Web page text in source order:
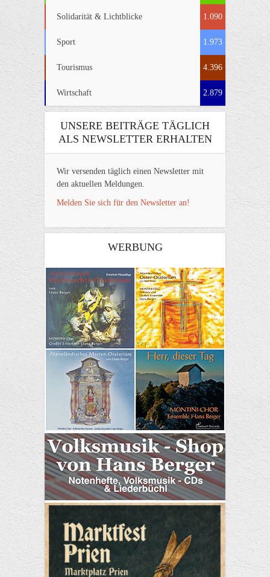
Solidarität & Lichtblicke 1.090
Sport 1.973
Tourismus 4.396
Wirtschaft 2.879
UNSERE BEITRÄGE TÄGLICH
ALS NEWSLETTER ERHALTEN
Wir versenden täglich einen Newsletter mit
den aktuellen Meldungen.
Melden Sie sich für den Newsletter an!
WERBUNG